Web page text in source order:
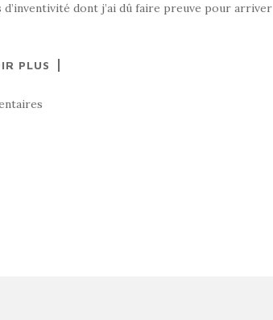
dont j’ai dû faire preuve pour arriver
PLUS